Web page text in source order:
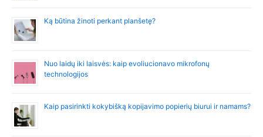
Ką būtina žinoti perkant planšetę?
Nuo laidų iki laisvės: kaip evoliucionavo mikrofonų
technologijos
Kaip pasirinkti kokybišką kopijavimo popierių biurui ir namams?